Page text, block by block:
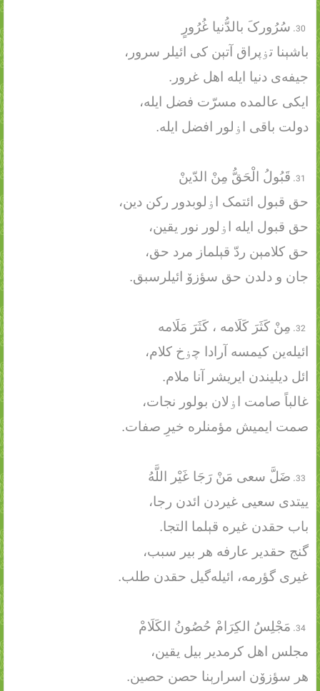
سُرُورکَ بالدُّنیا غُرُورٍ
باشېنا تۏپراق آتېن کی ائیلر سرور،
جیفه‌ی دنیا ایله اهل غرور.
ایکی عالمده مسرّت فضل ایله،
دولت باقی اۏلور افضل ایله.
قَبُولُ الْحَقُّ مِنْ الدّینْ
حق قبول ائتمک اۏلوبدور رکن دین،
حق قبول ایله اۏلور نور یقین،
حق کلامېن ردّ قېلماز مرد حق،
جان و دلدن حق سؤزۆ ائیلرسبق.
مِنْ کَثَرَ کَلَامه ، کَثَرَ مَلَامه
ائیله‌ین کیمسه آرادا چۏخ کلام،
ائل دیلیندن ایریشر آنا ملام.
غالباً صامت اۏلان بولور نجات،
صمت ایمیش مؤمنلره خیرِ صفات.
ضَلَّ سعی مَنْ رَجَا غَیْر اللَّهُ
ییتدی سعیی غیردن ائدن رجا،
باب حقدن غیره قېلما التجا.
گنج حقدیر عارفه هر بیر سبب،
غیری گؤرمه، ائیله‌گیل حقدن طلب.
مَجْلِسُ الکِرَامْ حُصُونُ الکَلَامْ
مجلس اهل کرمدیر بیل یقین،
هر سؤزۆن اسرارېنا حصن حصین.